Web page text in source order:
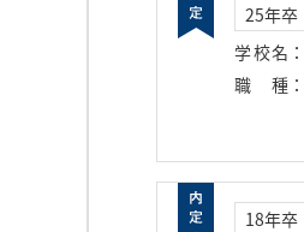
25年卒
学校名 ：
職種 ：
18年卒